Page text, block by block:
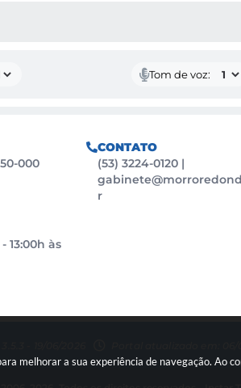
melhorar a sua experiência de navegação. Ao
Tom de voz:
000
CONTATO
(53) 3224-0120 |
r
13:00h às